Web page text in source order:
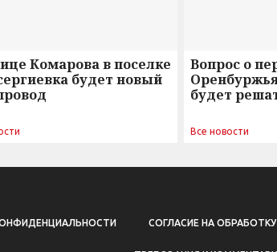
Комарова в поселке
будет новый
Вопрос о
будет
Все новости
СОГЛАСИЕ НА